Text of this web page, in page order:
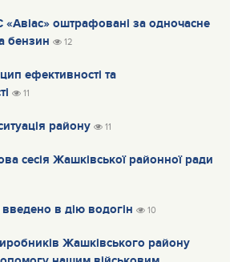
«Авіас» оштрафовані за одночасне
бензин
12
ефективності та
11
району 11
сесія Жашківської районної ради
в дію водогін 10
Жашківського району